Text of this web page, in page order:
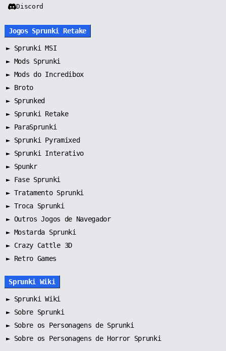
Discord
Jogos Sprunki Retake
► Sprunki MSI
► Mods Sprunki
► Mods do Incredibox
► Broto
► Sprunked
► Sprunki Retake
► ParaSprunki
► Sprunki Pyramixed
► Sprunki Interativo
► Spunkr
► Fase Sprunki
► Tratamento Sprunki
► Troca Sprunki
► Outros Jogos de Navegador
► Mostarda Sprunki
► Crazy Cattle 3D
► Retro Games
Sprunki Wiki
► Sprunki Wiki
► Sobre Sprunki
► Sobre os Personagens de Sprunki
► Sobre os Personagens de Horror Sprunki